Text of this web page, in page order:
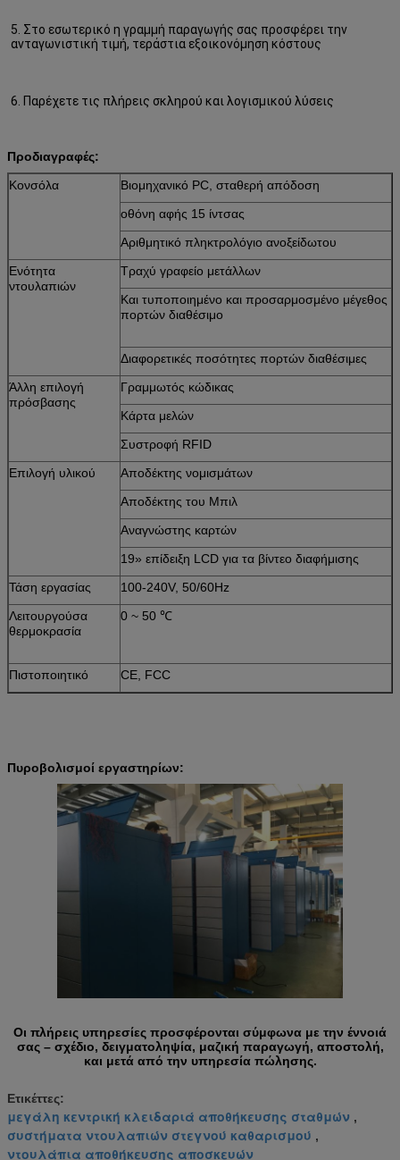
5. Στο εσωτερικό η γραμμή παραγωγής σας προσφέρει την
ανταγωνιστική τιμή, τεράστια εξοικονόμηση κόστους
6. Παρέχετε τις πλήρεις σκληρού και λογισμικού λύσεις
Προδιαγραφές:
Κονσόλα
Βιομηχανικό PC, σταθερή απόδοση
οθόνη αφής 15 ίντσας
Αριθμητικό πληκτρολόγιο ανοξείδωτου
Ενότητα
ντουλαπιών
Τραχύ γραφείο μετάλλων
Και τυποποιημένο και προσαρμοσμένο μέγεθος
πορτών διαθέσιμο
Διαφορετικές ποσότητες πορτών διαθέσιμες
Άλλη επιλογή
πρόσβασης
Γραμμωτός κώδικας
Κάρτα μελών
Συστροφή RFID
Επιλογή υλικού
Αποδέκτης νομισμάτων
Αποδέκτης του Μπιλ
Αναγνώστης καρτών
19» επίδειξη LCD για τα βίντεο διαφήμισης
Τάση εργασίας
100-240V, 50/60Hz
Λειτουργούσα
θερμοκρασία
0 ~ 50 ℃
Πιστοποιητικό CE, FCC
Πυροβολισμοί εργαστηρίων:
Οι πλήρεις υπηρεσίες προσφέρονται σύμφωνα με την έννοιά
σας – σχέδιο, δειγματοληψία, μαζική παραγωγή, αποστολή,
και μετά από την υπηρεσία πώλησης.
Ετικέττες:
μεγάλη κεντρική κλειδαριά αποθήκευσης σταθμών ,
συστήματα ντουλαπιών στεγνού καθαρισμού ,
ντουλάπια αποθήκευσης αποσκευών